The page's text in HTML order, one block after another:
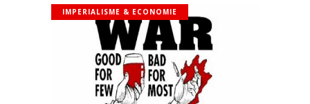
IMPERIALISME & ECONOMIE